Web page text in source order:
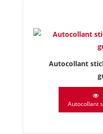
Autocollant
Autocollant